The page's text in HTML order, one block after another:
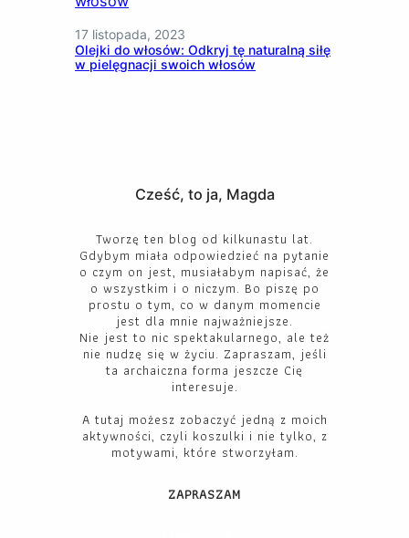
17 listopada, 2023
Olejki do włosów: Odkryj tę naturalną siłę
w pielęgnacji swoich włosów
Cześć, to ja, Magda
Tworzę ten blog od kilkunastu lat.
Gdybym miała odpowiedzieć na pytanie
o czym on jest, musiałabym napisać, że
o wszystkim i o niczym. Bo piszę po
prostu o tym, co w danym momencie
jest dla mnie najważniejsze.
Nie jest to nic spektakularnego, ale też
nie nudzę się w życiu. Zapraszam, jeśli
ta archaiczna forma jeszcze Cię
interesuje.
A tutaj możesz zobaczyć jedną z moich
aktywności, czyli koszulki i nie tylko, z
motywami, które stworzyłam.
ZAPRASZAM